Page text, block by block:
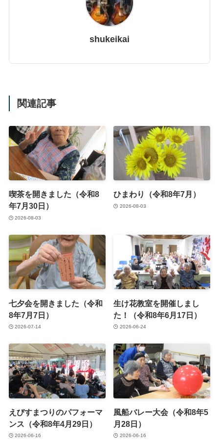
shukeikai
関連記事
喫茶を開きました（令和8
年7月30日）
2026-08-03
ひまわり（令和8年7月）
2026-08-03
七夕会を開きました（令和
8年7月7日）
2026-07-14
生け花教室を開催しまし
た！（令和8年6月17日）
2026-06-24
えびすまつりのパフォーマ
ンス（令和8年4月29日）
2026-06-16
風船バレー大会（令和8年5
月28日）
2026-06-16